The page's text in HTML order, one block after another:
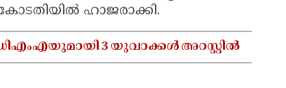
ഹാജരാക്കി.
3 യുവാക്കൾ അറസ്റ്റിൽ